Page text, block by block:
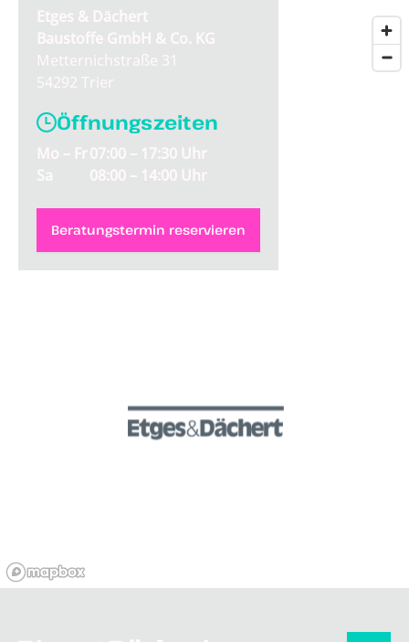
Etges & Dächert
Baustoffe GmbH & Co. KG
Metternichstraße 31
54292 Trier
Öffnungszeiten
Mo – Fr07:00 – 17:30 Uhr
Sa
08:00 – 14:00 Uhr
Beratungstermin reservieren